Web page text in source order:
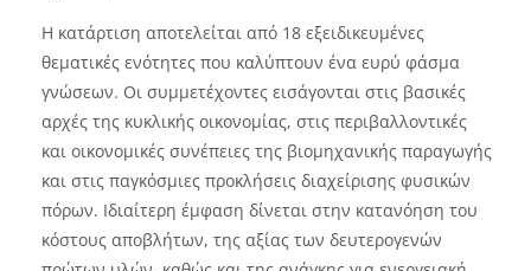
Η κατάρτιση αποτελείται από 18 εξειδικευμένες
θεματικές ενότητες που καλύπτουν ένα ευρύ φάσμα
γνώσεων. Οι συμμετέχοντες εισάγονται στις βασικές
αρχές της κυκλικής οικονομίας, στις περιβαλλοντικές
και οικονομικές συνέπειες της βιομηχανικής παραγωγής
και στις παγκόσμιες προκλήσεις διαχείρισης φυσικών
πόρων. Ιδιαίτερη έμφαση δίνεται στην κατανόηση του
κόστους αποβλήτων, της αξίας των δευτερογενών